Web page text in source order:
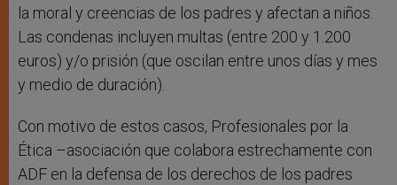
la moral y creencias de los padres y afectan a niños.
Las condenas incluyen multas (entre 200 y 1.200
euros) y/o prisión (que oscilan entre unos días y mes
y medio de duración).
Con motivo de estos casos, Profesionales por la
Ética –asociación que colabora estrechamente con
ADF en la defensa de los derechos de los padres